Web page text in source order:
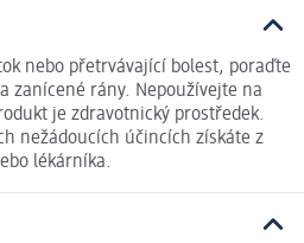
nebo přetrvávající bolest, poraďte
zanícené rány. Nepoužívejte na
je zdravotnický prostředek.
nežádoucích účincích získáte z
lékárníka.